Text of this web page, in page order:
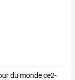
du monde ce2-